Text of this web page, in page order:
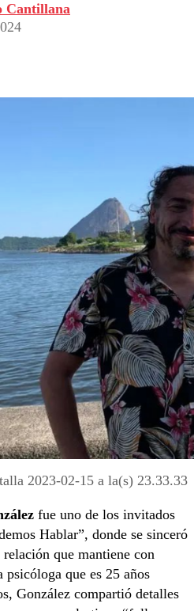
Cantillana
2023-02-15 a la(s) 23.33.33
fue uno de los invitados
Hablar”, donde se sinceró
que mantiene con
psicóloga que es 25 años
González compartió detalles